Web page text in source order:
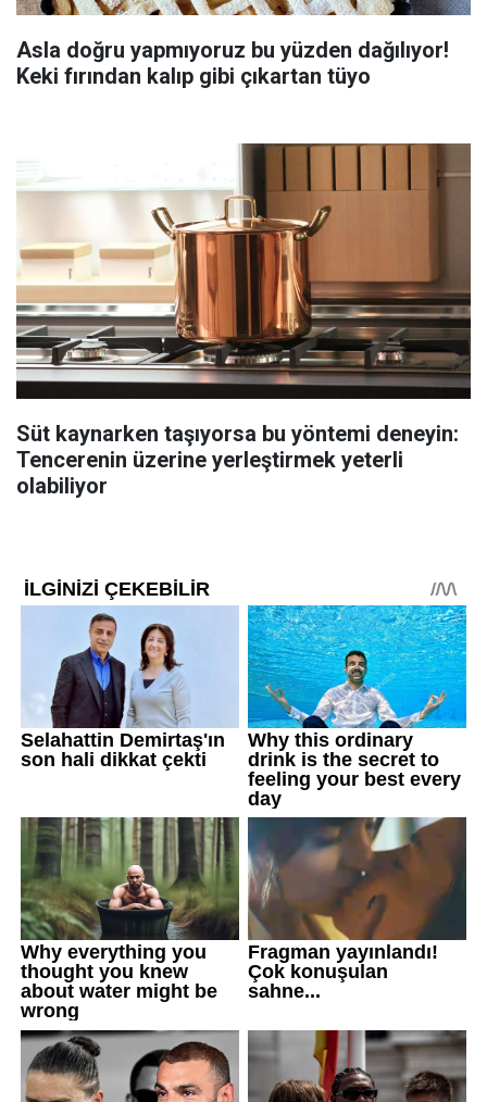
Asla doğru yapmıyoruz bu yüzden dağılıyor!
Keki fırından kalıp gibi çıkartan tüyo
Süt kaynarken taşıyorsa bu yöntemi deneyin:
Tencerenin üzerine yerleştirmek yeterli
olabiliyor